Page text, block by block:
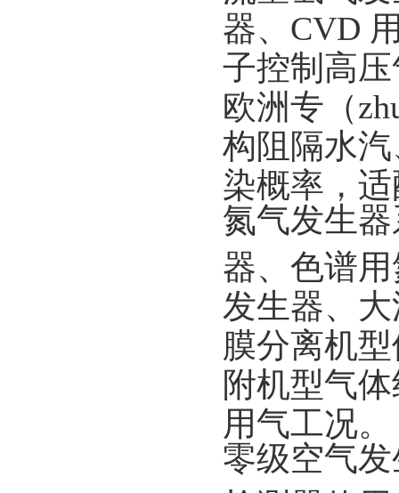
器、CVD
子控制高
欧洲专（
构阻隔水
染概率，
氮气发生
器、色谱
发生器、
膜分离机
附机型气
用气工况。
零级空气